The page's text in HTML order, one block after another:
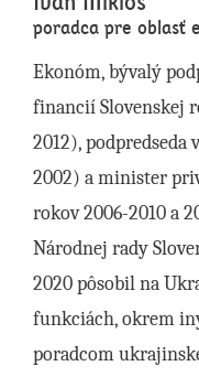
poradca pre oblasť
Ekonóm, bývalý
financií Slovenskej
2012),
2002) a minister
rokov 2006-2010 a
Národnej rady
2020 pôsobil na
funkciách, okrem
poradcom